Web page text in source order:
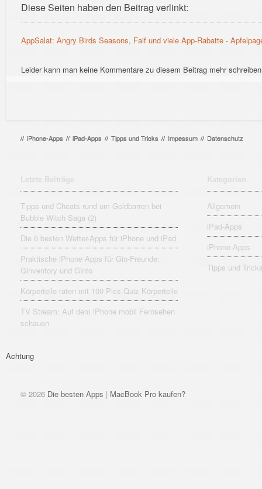
Diese Seiten haben den Beitrag verlinkt:
AppSalat: Angry Birds Seasons, Faif und viele App-Rabatte -
Leider kann man keine Kommentare zu diesem Beitrag mehr
// iPhone-Apps // iPad-Apps // Tipps und Tricks // Impessum // Datenschutz
Tipps und Cheats rund um Goldbarren bei
Bubble Witch Saga (2)
Die 6 besten Wetter-Apps für iPhone und iPad
Praktische iPhone Apps für Gin-Freunde:
Ginventory und Ginto
Körperteile raten mit 100 Pics Quiz Körperteile
TV Stream: Auf dem iPhone mobil Fernsehen
schauen
Allgemein
iPad-Apps
iPhone-Apps
Tipps und
Achtung
© 2026 Die besten Apps | MacBook Pro kaufen?